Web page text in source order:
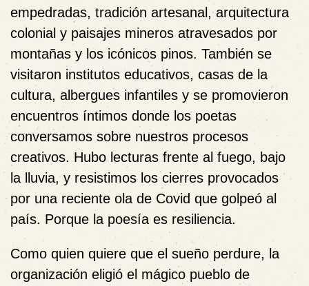
empedradas, tradición artesanal, arquitectura
colonial y paisajes mineros atravesados por
montañas y los icónicos pinos. También se
visitaron institutos educativos, casas de la
cultura, albergues infantiles y se promovieron
encuentros íntimos donde los poetas
conversamos sobre nuestros procesos
creativos. Hubo lecturas frente al fuego, bajo
la lluvia, y resistimos los cierres provocados
por una reciente ola de Covid que golpeó al
país. Porque la poesía es resiliencia.
Como quien quiere que el sueño perdure, la
organización eligió el mágico pueblo de